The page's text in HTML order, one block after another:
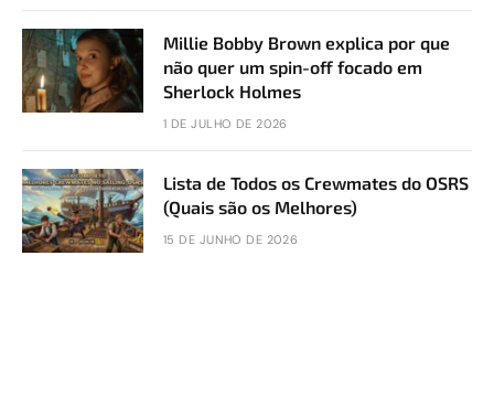
Millie Bobby Brown explica por que
não quer um spin-off focado em
Sherlock Holmes
1 DE JULHO DE 2026
Lista de Todos os Crewmates do OSRS
(Quais são os Melhores)
15 DE JUNHO DE 2026